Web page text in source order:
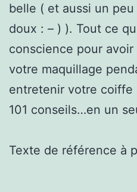
belle ( et aussi un
doux : – ) ). Tout ce
conscience pour
votre maquillage
entretenir votre
101 conseils…en un
Texte de référence à